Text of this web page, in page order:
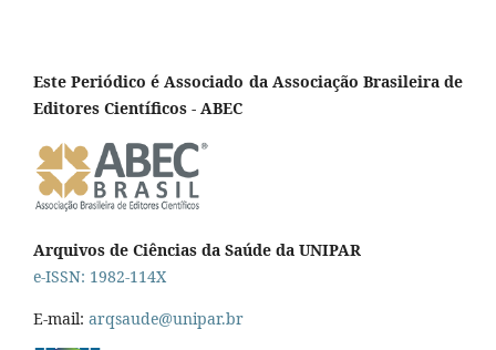
Este Periódico é Associado da Associação Brasileira de
Editores Científicos - ABEC
Arquivos de Ciências da Saúde da UNIPAR
e-ISSN: 1982-114X
E-mail: arqsaude@unipar.br